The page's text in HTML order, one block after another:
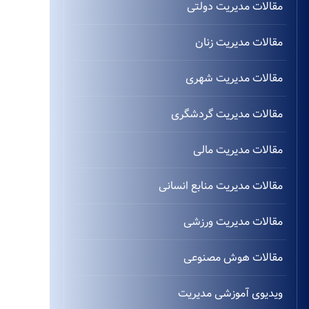
مقالات مدیریت دولتی
مقالات مدیریت زنان
مقالات مدیریت شهری
مقالات مدیریت گردشگری
مقالات مدیریت مالی
مقالات مدیریت منابع انسانی
مقالات مدیریت ورزشی
مقالات هوش مصنوعی
ویدیوی آموزشی مدیریت